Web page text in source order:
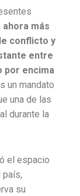
más
conflicto y
entre
por encima
un mandato
una de las
durante la
el espacio
país,
su